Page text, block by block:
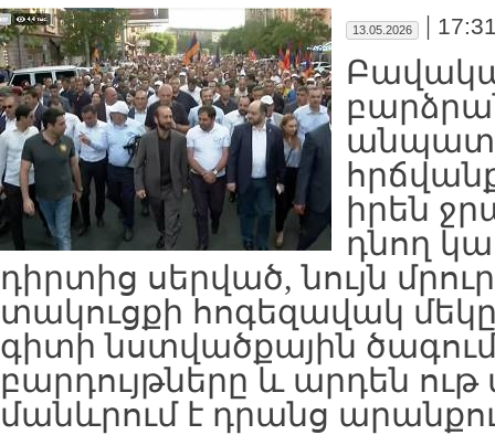
13.05.2026 |
իրեն
դնող կա:
դիրտից սերված, նույն
տակուցքի հոգեզավակ
գիտի նստվածքային ծագում
բարդույթները և արդեն
մանևրում է դրանց